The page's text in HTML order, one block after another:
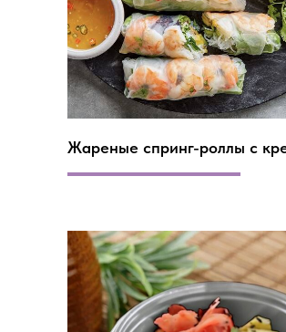
Жареные спринг-роллы с